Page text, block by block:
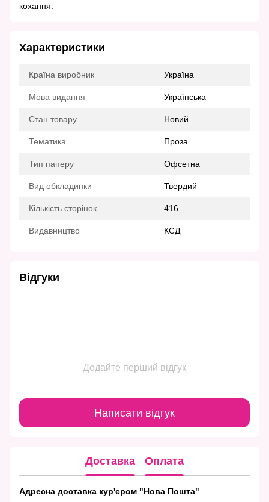
кохання.
Характеристики
Країна виробник Україна
Мова видання Українська
Стан товару Новий
Тематика Проза
Тип паперу Офсетна
Вид обкладинки Твердий
Кількість сторінок 416
Видавництво КСД
Відгуки
Додайте перший відгук
Написати відгук
Доставка Оплата
Адресна доставка кур'єром "Нова Пошта"